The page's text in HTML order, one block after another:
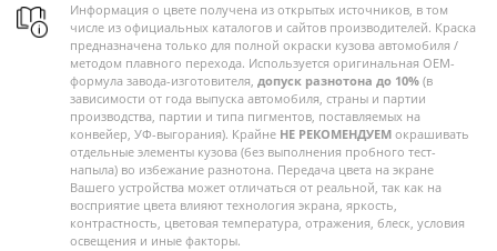
Информация о цвете получена из открытых источников, в том
числе из официальных каталогов и сайтов производителей. Краска
предназначена только для полной окраски кузова автомобиля /
методом плавного перехода. Используется оригинальная OEM-
формула завода-изготовителя, допуск разнотона до 10% (в
зависимости от года выпуска автомобиля, страны и партии
производства, партии и типа пигментов, поставляемых на
конвейер, УФ-выгорания). Крайне НЕ РЕКОМЕНДУЕМ окрашивать
отдельные элементы кузова (без выполнения пробного тест-
напыла) во избежание разнотона. Передача цвета на экране
Вашего устройства может отличаться от реальной, так как на
восприятие цвета влияют технология экрана, яркость,
контрастность, цветовая температура, отражения, блеск, условия
освещения и иные факторы.